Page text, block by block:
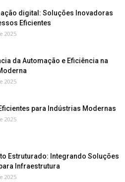
digital: Soluções Inovadoras
Eficientes
2025
da Automação e Eficiência na
2025
para Indústrias Modernas
2025
Estruturado: Integrando Soluções
Infraestrutura
2025